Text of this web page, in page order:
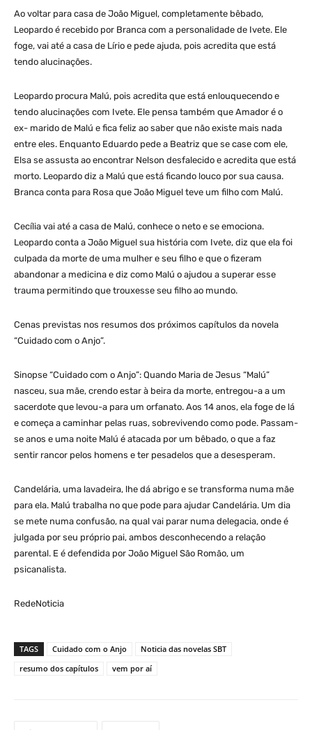
Ao voltar para casa de João Miguel, completamente bêbado,
Leopardo é recebido por Branca com a personalidade de Ivete. Ele
foge, vai até a casa de Lírio e pede ajuda, pois acredita que está
tendo alucinações.
Leopardo procura Malú, pois acredita que está enlouquecendo e
tendo alucinações com Ivete. Ele pensa também que Amador é o
ex- marido de Malú e fica feliz ao saber que não existe mais nada
entre eles. Enquanto Eduardo pede a Beatriz que se case com ele,
Elsa se assusta ao encontrar Nelson desfalecido e acredita que está
morto. Leopardo diz a Malú que está ficando louco por sua causa.
Branca conta para Rosa que João Miguel teve um filho com Malú.
Cecília vai até a casa de Malú, conhece o neto e se emociona.
Leopardo conta a João Miguel sua história com Ivete, diz que ela foi
culpada da morte de uma mulher e seu filho e que o fizeram
abandonar a medicina e diz como Malú o ajudou a superar esse
trauma permitindo que trouxesse seu filho ao mundo.
Cenas previstas nos resumos dos próximos capítulos da novela
“Cuidado com o Anjo”.
Sinopse “Cuidado com o Anjo”: Quando Maria de Jesus “Malú”
nasceu, sua mãe, crendo estar à beira da morte, entregou-a a um
sacerdote que levou-a para um orfanato. Aos 14 anos, ela foge de lá
e começa a caminhar pelas ruas, sobrevivendo como pode. Passam-
se anos e uma noite Malú é atacada por um bêbado, o que a faz
sentir rancor pelos homens e ter pesadelos que a desesperam.
Candelária, uma lavadeira, lhe dá abrigo e se transforma numa mãe
para ela. Malú trabalha no que pode para ajudar Candelária. Um dia
se mete numa confusão, na qual vai parar numa delegacia, onde é
julgada por seu próprio pai, ambos desconhecendo a relação
parental. E é defendida por João Miguel São Romão, um
psicanalista.
RedeNoticia
TAGS Cuidado com o Anjo
Noticia das novelas SBT
resumo dos capítulos
vem por aí